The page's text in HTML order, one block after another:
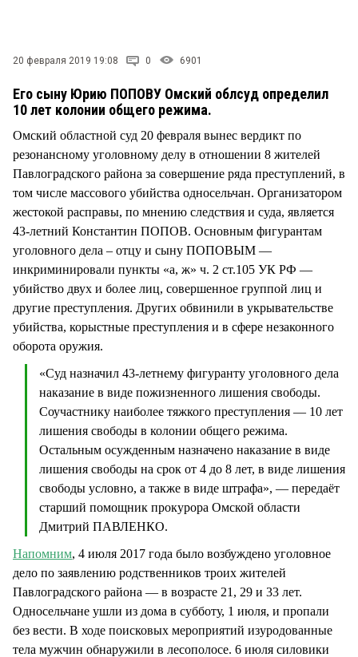
20 февраля 2019 19:08 0 6901
Его сыну Юрию ПОПОВУ Омский облсуд определил
10 лет колонии общего режима.
Омский областной суд 20 февраля вынес вердикт по
резонансному уголовному делу в отношении 8 жителей
Павлоградского района за совершение ряда преступлений, в
том числе массового убийства односельчан. Организатором
жестокой расправы, по мнению следствия и суда, является
43-летний Константин ПОПОВ. Основным фигурантам
уголовного дела – отцу и сыну ПОПОВЫМ —
инкриминировали пункты «а, ж» ч. 2 ст.105 УК РФ —
убийство двух и более лиц, совершенное группой лиц и
другие преступления. Других обвинили в укрывательстве
убийства, корыстные преступления и в сфере незаконного
оборота оружия.
«Суд назначил 43-летнему фигуранту уголовного дела
наказание в виде пожизненного лишения свободы.
Соучастнику наиболее тяжкого преступления — 10 лет
лишения свободы в колонии общего режима.
Остальным осужденным назначено наказание в виде
лишения свободы на срок от 4 до 8 лет, в виде лишения
свободы условно, а также в виде штрафа», — передаёт
старший помощник прокурора Омской области
Дмитрий ПАВЛЕНКО.
Напомним, 4 июля 2017 года было возбуждено уголовное
дело по заявлению родственников троих жителей
Павлоградского района — в возрасте 21, 29 и 33 лет.
Односельчане ушли из дома в субботу, 1 июля, и пропали
без вести. В ходе поисковых мероприятий изуродованные
тела мужчин обнаружили в лесополосе. 6 июля силовики